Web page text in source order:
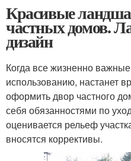
Красивые
частных домов.
дизайн
Когда все жизненно
использованию, настанет
оформить двор частного
себя обязанностями по
оценивается рельеф
вносятся коррективы.